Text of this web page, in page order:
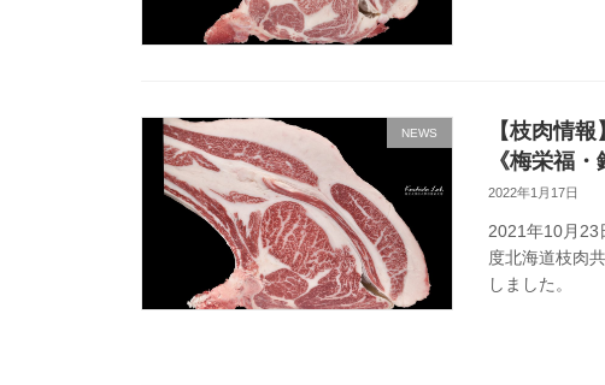
NEWS
【枝肉情
《梅栄福・
2022年1月17日
2021年10月23
度北海道枝肉
しました。